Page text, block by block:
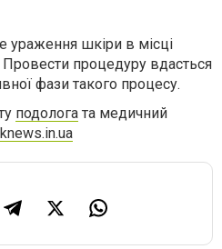
ураження шкіри в місці
процедуру вдасться
фази такого процесу.
подолога та медичний
knews.in.ua